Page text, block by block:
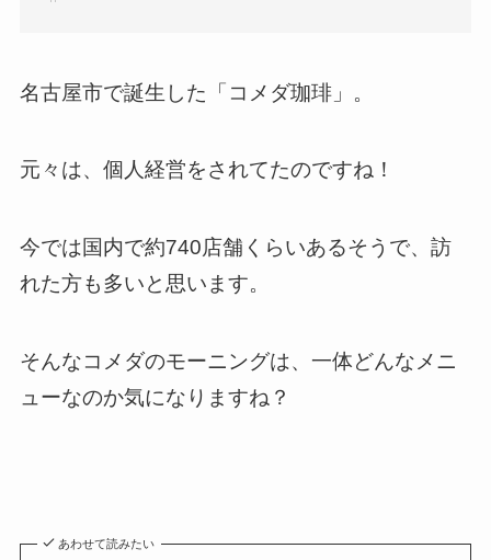
名古屋市で誕生した「コメダ珈琲」。
元々は、個人経営をされてたのですね！
今では国内で約740店舗くらいあるそうで、訪
れた方も多いと思います。
そんなコメダのモーニングは、一体どんなメニ
ューなのか気になりますね？
あわせて読みたい